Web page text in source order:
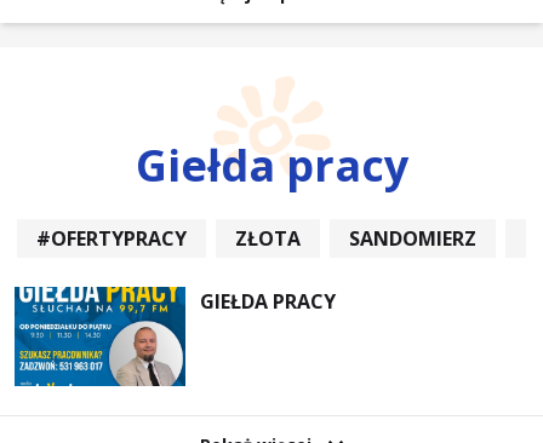
Giełda pracy
#OFERTYPRACY ZŁOTA SANDOMIERZ
GIEŁDA PRACY